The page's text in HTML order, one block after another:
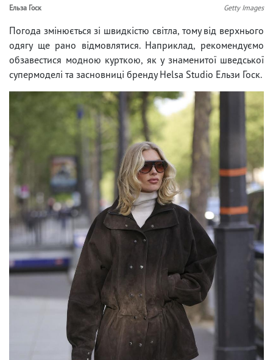
Ельза Госк Getty Images
Погода змінюється зі швидкістю світла, тому від верхнього
одягу ще рано відмовлятися. Наприклад, рекомендуємо
обзавестися модною курткою, як у знаменитої шведської
супермоделі та засновниці бренду Helsa Studio Ельзи Госк.